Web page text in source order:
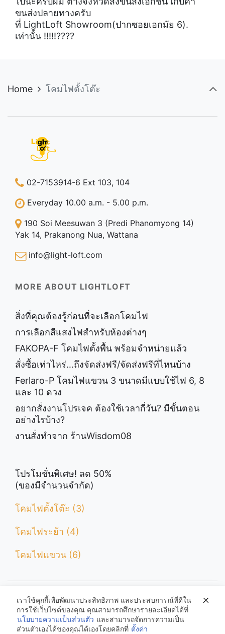
ขนส่งปลายทางครับ
ที่ LightLoft Showroom(ปากซอยเอกมัย 6).
เท่านั้น !!!!!????
Home โคมไฟตั้งโต๊ะ
02-7153914-6 Ext 103, 104
Everyday 10.00 a.m. - 5.00 p.m.
190 Soi Meesuwan 3 (Predi Phanomyong 14)
Yak 14, Prakanong Nua, Wattana
info@light-loft.com
MORE ABOUT LIGHTLOFT
สิ่งที่คุณต้องรู้ก่อนที่จะเลือกโคมไฟ
การเลือกสีแสงไฟสำหรับห้องต่างๆ
FAKOPA-F โคมไฟตั้งพื้น พร้อมจำหน่ายแล้ว
สั่งซื้อเท่าไหร่…ถึงจัดส่งฟรี/จัดส่งฟรีที่ไหนบ้าง
Ferlaro-P โคมไฟแขวน 3 ขนาดมีแบบใช้ไฟ 6, 8
และ 10 ดวง
อยากสั่งงานโปรเจค ต้องใช้เวลากี่วัน? มีขั้นตอน
อย่างไรบ้าง?
งานสั่งทำจาก ร้านWisdom08
โปรโมชั่นพิเศษ! ลด 50%
(ของมีจำนวนจำกัด)
โคมไฟตั้งโต๊ะ (3)
โคมไฟระย้า (4)
โคมไฟแขวน (6)
Light-Loft.com
เราใช้คุกกี้เพื่อพัฒนาประสิทธิภาพ และประสบการณ์ที่ดีใน
การใช้เว็บไซต์ของคุณ คุณสามารถศึกษารายละเอียดได้ที่
นโยบายความเป็นส่วนตัว และสามารถจัดการความเป็น
ส่วนตัวเองได้ของคุณได้เองโดยคลิกที่ ตั้งค่า